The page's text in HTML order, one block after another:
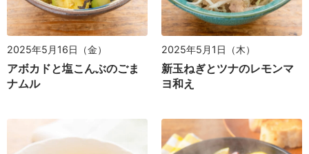
2025年5月16日（金）
アボカドと塩こんぶのごま
ナムル
2025年5月1日（木）
新玉ねぎとツナのレモンマ
ヨ和え